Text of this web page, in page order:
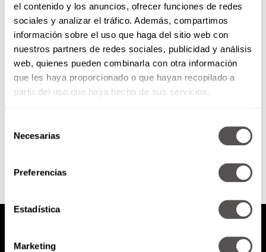
el contenido y los anuncios, ofrecer funciones de redes
sociales y analizar el tráfico. Además, compartimos
información sobre el uso que haga del sitio web con
nuestros partners de redes sociales, publicidad y análisis
web, quienes pueden combinarla con otra información
que les haya proporcionado o que hayan recopilado a
partir del uso que haya hecho de sus servicios.
Necesarias
Preferencias
Estadística
Marketing
5 animales que jamás
volveremos a ver y cómo nos
afecta su extinción
Les decimos cuáles son las 5
especies que jamás volveremos a
ver, cuáles están A PUNTO de
extinguirse y cómo...